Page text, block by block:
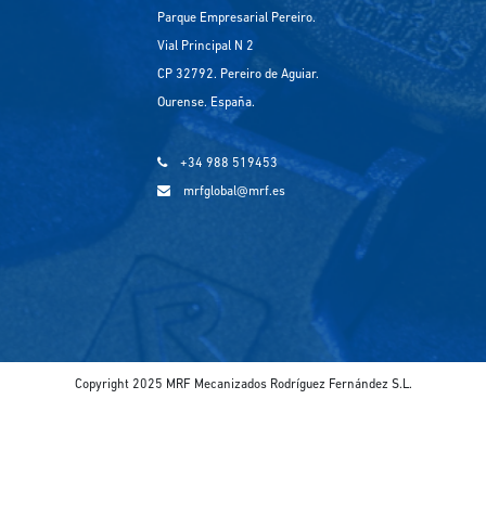
Parque Empresarial Pereiro.
Vial Principal N 2
CP 32792. Pereiro de Aguiar.
Ourense. España.
+34 988 519453
mrfglobal@mrf.es
Copyright 2025 MRF Mecanizados Rodríguez Fernández S.L.